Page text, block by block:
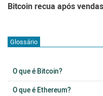
Bitcoin recua após
Glossário
O que é Bitcoin?
O que é Ethereum?